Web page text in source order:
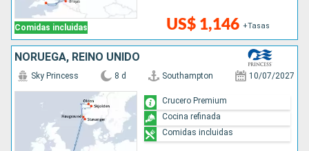
Comidas incluidas US$ 1,146 +Tasas
NORUEGA, REINO UNIDO
Sky Princess 8 d Southampton 10/07/2027
Crucero Premium
Cocina refinada
Comidas incluidas